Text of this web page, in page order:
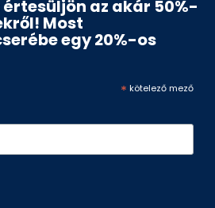
az akár 50%-
Most
egy 20%-os
* kötelező mező